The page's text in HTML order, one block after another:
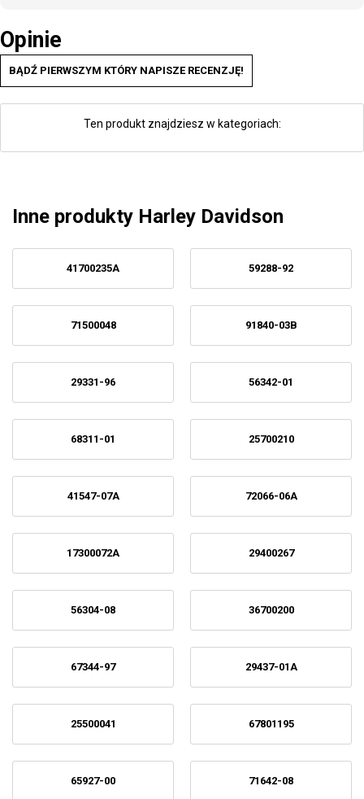
Opinie
BĄDŹ PIERWSZYM KTÓRY NAPISZE RECENZJĘ!
Ten produkt znajdziesz w kategoriach:
Inne produkty Harley Davidson
41700235A 59288-92
71500048 91840-03B
29331-96 56342-01
68311-01 25700210
41547-07A 72066-06A
17300072A 29400267
56304-08 36700200
67344-97 29437-01A
25500041 67801195
65927-00 71642-08